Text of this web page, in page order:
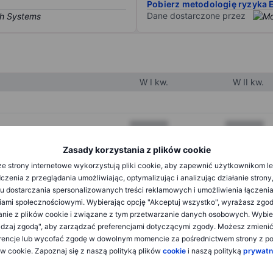
Zasady korzystania z plików cookie
strony internetowe wykorzystują pliki cookie, aby zapewnić użytkownikom
z przeglądania umożliwiając, optymalizując i analizując działanie
dostarczania spersonalizowanych treści reklamowych i umożliwienia
społecznościowymi. Wybierając opcję "Akceptuj wszystko", wyrażasz
z plików cookie i związane z tym przetwarzanie danych osobowych.
zgodą", aby zarządzać preferencjami dotyczącymi zgody. Możesz
lub wycofać zgodę w dowolnym momencie za pośrednictwem strony z
cookie. Zapoznaj się z naszą polityką plików cookie i naszą polityką
Pobierz metodologię ryzyka
Dane dostarczone przez
W I kw. W II kw.
XXXXXXX XXXXXXX
XXXXXXX
XXXXXXX XXXXXXX
XXXXXXX XXXXXXX
XXXXXXX